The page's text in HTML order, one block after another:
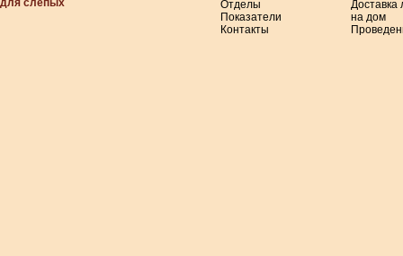
для слепых
Отделы
Показатели
Контакты
Доставка
на дом